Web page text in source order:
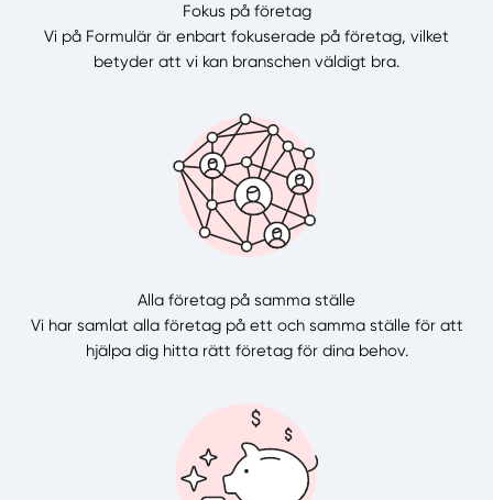
Fokus på företag
Vi på Formulär är enbart fokuserade på företag, vilket
betyder att vi kan branschen väldigt bra.
Alla företag på samma ställe
Vi har samlat alla företag på ett och samma ställe för att
hjälpa dig hitta rätt företag för dina behov.